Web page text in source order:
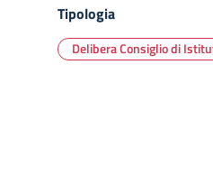
Tipologia
Delibera Consiglio di